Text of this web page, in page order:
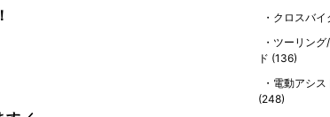
クロスバイ
ツーリング
ド (136)
電動アシス
(248)